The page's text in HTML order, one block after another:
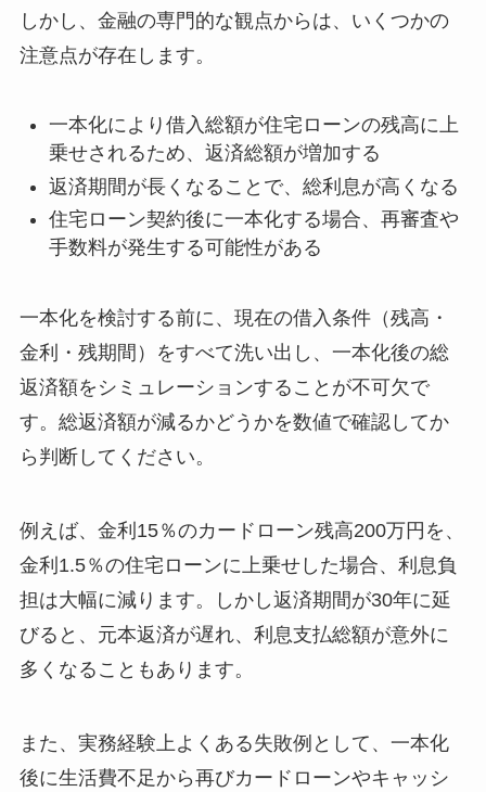
しかし、金融の専門的な観点からは、いくつかの
注意点が存在します。
一本化により借入総額が住宅ローンの残高に上
乗せされるため、返済総額が増加する
返済期間が長くなることで、総利息が高くなる
住宅ローン契約後に一本化する場合、再審査や
手数料が発生する可能性がある
一本化を検討する前に、現在の借入条件（残高・
金利・残期間）をすべて洗い出し、一本化後の総
返済額をシミュレーションすることが不可欠で
す。総返済額が減るかどうかを数値で確認してか
ら判断してください。
例えば、金利15％のカードローン残高200万円を、
金利1.5％の住宅ローンに上乗せした場合、利息負
担は大幅に減ります。しかし返済期間が30年に延
びると、元本返済が遅れ、利息支払総額が意外に
多くなることもあります。
また、実務経験上よくある失敗例として、一本化
後に生活費不足から再びカードローンやキャッシ